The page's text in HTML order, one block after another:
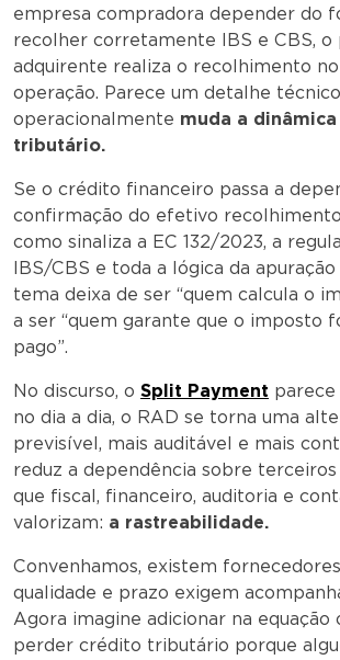
empresa compradora depender do
recolher corretamente IBS e CBS, o
adquirente realiza o recolhimento
operação. Parece um detalhe
operacionalmente muda a
tributário.
Se o crédito financeiro passa a
confirmação do efetivo
como sinaliza a EC 132/2023, a
IBS/CBS e toda a lógica da apuração
tema deixa de ser “quem calcula o
a ser “quem garante que o imposto
pago”.
No discurso, o Split Payment parece
no dia a dia, o RAD se torna uma
previsível, mais auditável e mais
reduz a dependência sobre
que fiscal, financeiro, auditoria e
valorizam: a rastreabilidade.
Convenhamos, existem
qualidade e prazo exigem
Agora imagine adicionar na equação
perder crédito tributário porque